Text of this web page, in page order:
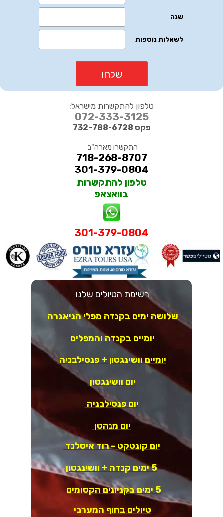
טלפון להתקשרות מישראל:
072-333-3125
פקס 732-788-6728
רשימת הטיולים שלנו
שלושה ימים בקנדה מפלי הניאגרה
יומיים בקנדה והמפלים
יומיים וושינגטון + פנסילבניה
יום וושינגטון
יום פנסילבניה
יום מנהטן
יום קונטקט - רוד איסלנד
5 ימים קנדה + וושינגטון
5 ימים בקניונים הקסומים
טיולים בחוף המערבי
טלפון להתקשרות
בוואצאפ
301-379-0804
התקשרו מארה"ב
718-268-8707
301-379-0804